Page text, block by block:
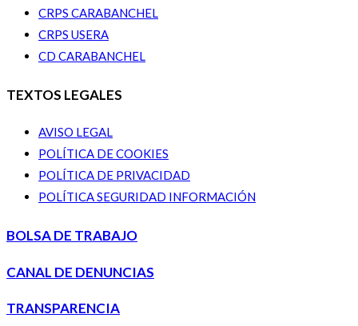
CRPS CARABANCHEL
CRPS USERA
CD CARABANCHEL
TEXTOS LEGALES
AVISO LEGAL
POLÍTICA DE COOKIES
POLÍTICA DE PRIVACIDAD
POLÍTICA SEGURIDAD INFORMACIÓN
BOLSA DE TRABAJO
CANAL DE DENUNCIAS
TRANSPARENCIA